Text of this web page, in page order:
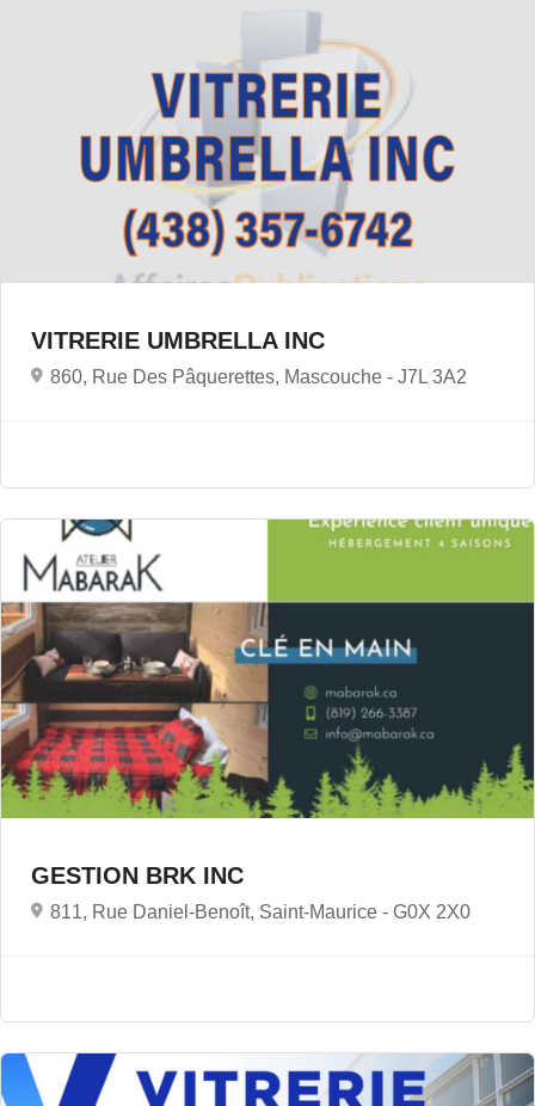
VITRERIE UMBRELLA INC
860, Rue Des Pâquerettes, Mascouche - J7L 3A2
GESTION BRK INC
811, Rue Daniel-Benoît, Saint-Maurice - G0X 2X0